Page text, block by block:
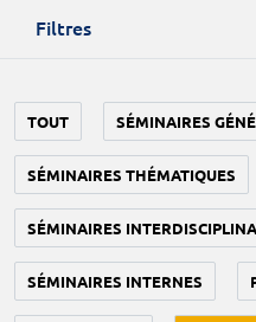
Filtres
TOUT SÉMINAIRES
SÉMINAIRES THÉMATIQUES
SÉMINAIRES
SÉMINAIRES INTERNES